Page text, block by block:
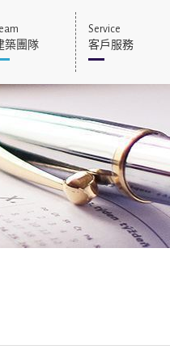
Team
築團隊
Service
客戶服務